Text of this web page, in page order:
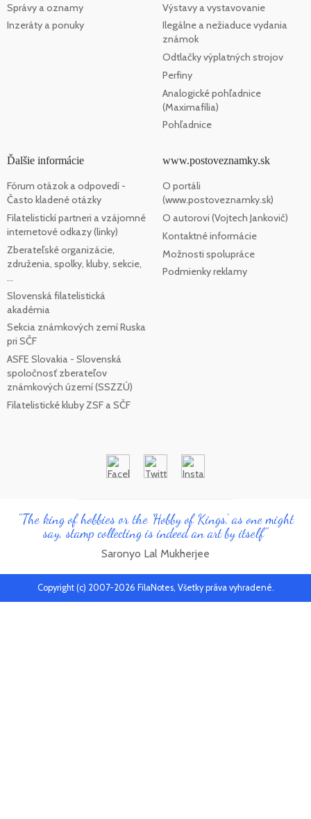
Správy a oznamy
Inzeráty a ponuky
Výstavy a vystavovanie
Ilegálne a nežiaduce vydania
známok
Odtlačky výplatných strojov
Perfiny
Analogické pohľadnice
(Maximafília)
Pohľadnice
Ďalšie informácie
Fórum otázok a odpovedí -
Často kladené otázky
Filatelistickí partneri a vzájomné
internetové odkazy (linky)
Zberateľské organizácie,
združenia, spolky, kluby, sekcie,
...
Slovenská filatelistická
akadémia
Sekcia známkových zemí Ruska
pri SČF
ASFE Slovakia - Slovenská
spoločnosť zberateľov
známkových území (SSZZÚ)
Filatelistické kluby ZSF a SČF
www.postoveznamky.sk
O portáli
(www.postoveznamky.sk)
O autorovi (Vojtech Jankovič)
Kontaktné informácie
Možnosti spolupráce
Podmienky reklamy
"The king of hobbies or the 'Hobby of Kings', as one might
say, stamp collecting is indeed an art by itself"
Saronyo Lal Mukherjee
Copyright (c) 2007-2026 FilaNotes, Všetky práva vyhradené.